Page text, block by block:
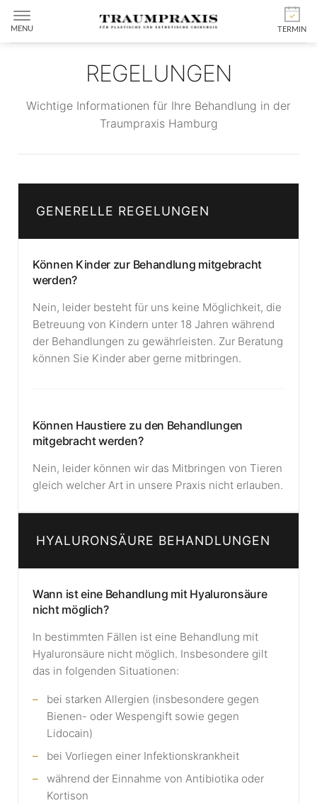
MENU TERMIN
REGELUNGEN
Wichtige Informationen für Ihre Behandlung in der
Traumpraxis Hamburg
GENERELLE REGELUNGEN
Können Kinder zur Behandlung mitgebracht
werden?
Nein, leider besteht für uns keine Möglichkeit, die
Betreuung von Kindern unter 18 Jahren während
der Behandlungen zu gewährleisten. Zur Beratung
können Sie Kinder aber gerne mitbringen.
Können Haustiere zu den Behandlungen
mitgebracht werden?
Nein, leider können wir das Mitbringen von Tieren
gleich welcher Art in unsere Praxis nicht erlauben.
HYALURONSÄURE BEHANDLUNGEN
Wann ist eine Behandlung mit Hyaluronsäure
nicht möglich?
In bestimmten Fällen ist eine Behandlung mit
Hyaluronsäure nicht möglich. Insbesondere gilt
das in folgenden Situationen:
bei starken Allergien (insbesondere gegen
Bienen- oder Wespengift sowie gegen
Lidocain)
bei Vorliegen einer Infektionskrankheit
während der Einnahme von Antibiotika oder
Kortison